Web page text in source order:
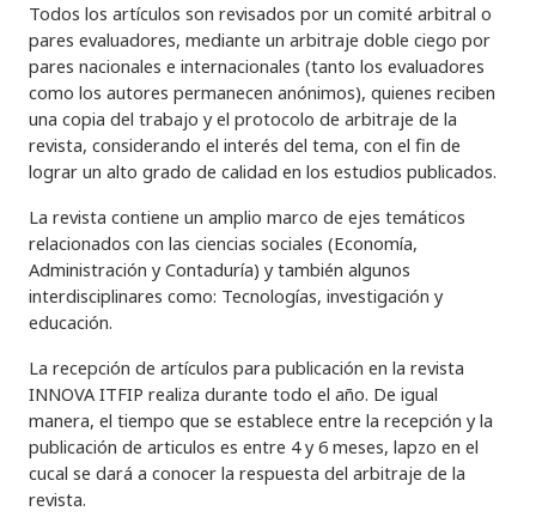
Todos los artículos son revisados por un comité arbitral o
pares evaluadores, mediante un arbitraje doble ciego por
pares nacionales e internacionales (tanto los evaluadores
como los autores permanecen anónimos), quienes reciben
una copia del trabajo y el protocolo de arbitraje de la
revista, considerando el interés del tema, con el fin de
lograr un alto grado de calidad en los estudios publicados.
La revista contiene un amplio marco de ejes temáticos
relacionados con las ciencias sociales (Economía,
Administración y Contaduría) y también algunos
interdisciplinares como: Tecnologías, investigación y
educación.
La recepción de artículos para publicación en la revista
INNOVA ITFIP realiza durante todo el año. De igual
manera, el tiempo que se establece entre la recepción y la
publicación de articulos es entre 4 y 6 meses, lapzo en el
cucal se dará a conocer la respuesta del arbitraje de la
revista.